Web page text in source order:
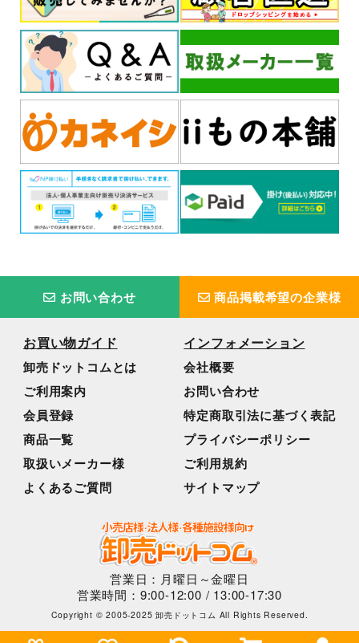
お問い合わせ 商品掲載希望の企業様
お買い物ガイド
卸売ドットコムとは
ご利用案内
会員登録
商品一覧
取扱いメーカー様
よくあるご質問
インフォメーション
会社概要
お問い合わせ
特定商取引法に基づく表記
プライバシーポリシー
ご利用規約
サイトマップ
営業日：月曜日～金曜日
営業時間：9:00-12:00 / 13:00-17:30
Copyright © 2005-2025 卸売ドットコム All Rights Reserved.